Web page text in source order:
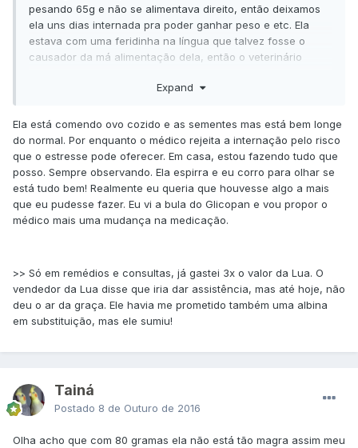
pesando 65g e não se alimentava direito, então deixamos
ela uns dias internada pra poder ganhar peso e etc. Ela
estava com uma feridinha na língua que talvez fosse o
causador da má alimentação dela, então o veterinário
Glicopan também por 15 dias pra ela ganhar peso e abrir o
Expand
Ela está comendo ovo cozido e as sementes mas está bem longe
do normal. Por enquanto o médico rejeita a internação pelo risco
que o estresse pode oferecer. Em casa, estou fazendo tudo que
posso. Sempre observando. Ela espirra e eu corro para olhar se
está tudo bem! Realmente eu queria que houvesse algo a mais
que eu pudesse fazer. Eu vi a bula do Glicopan e vou propor o
médico mais uma mudança na medicação.
>> Só em remédios e consultas, já gastei 3x o valor da Lua. O
vendedor da Lua disse que iria dar assistência, mas até hoje, não
deu o ar da graça. Ele havia me prometido também uma albina
em substituição, mas ele sumiu!
Tainá
Postado 8 de Outuro de 2016
Olha acho que com 80 gramas ela não está tão magra assim meu